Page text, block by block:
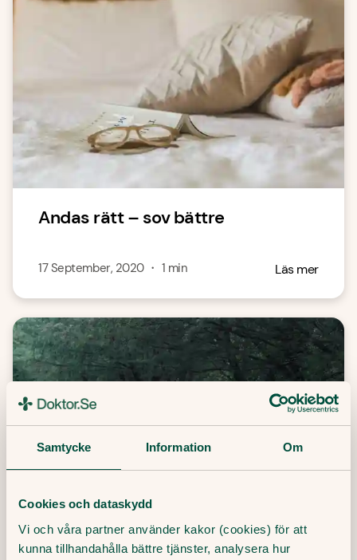
Samtycke Information Om
Cookies och dataskydd
Vi och våra partner använder kakor (cookies) för att
kunna tillhandahålla bättre tjänster, analysera hur
Andas rätt – sov bättre
17 September, 2020・ 1 min Läs mer
Förbättra minnet – kom ihåg att